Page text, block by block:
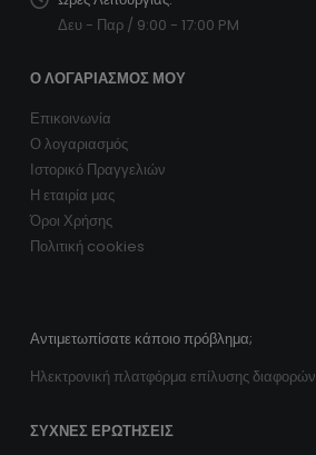
Δευ - Παρ / 9:00 - 17:00 PM
Ο ΛΟΓΑΡΙΑΣΜΌΣ ΜΟΥ
Επικοινωνία
Ο λογαριασμός
Ιστορικό Πραγγελιών
Η εταιρία μας
Όροι Χρήσης
Πολιτική cookies
Αντιμετωπίσατε κάποιο πρόβλημα;
Ηλεκτρονική πλατφόρμα επίλυσης διαφορών
ΣΥΧΝΈΣ ΕΡΩΤΉΣΕΙΣ